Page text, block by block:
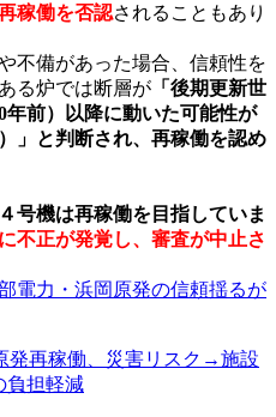
稼働を否認されることもあり
不備があった場合、信頼性を
る炉では断層が 「後期更新世
年前）以降に動いた可能性が
」と判断され、再稼働を認め
号機は再稼働を目指していま
不正が発覚し、審査が中止さ
電力・浜岡原発の信頼揺るが
発再稼働、災害リスク→施設
担軽減